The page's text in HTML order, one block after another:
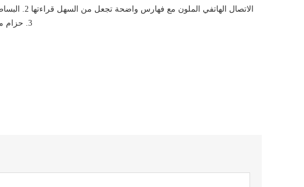
3. حزام من النسيج ، مرن وسهل التبادل. 4. الوقت الدقيق مع حركة الكوارتز اليابانية